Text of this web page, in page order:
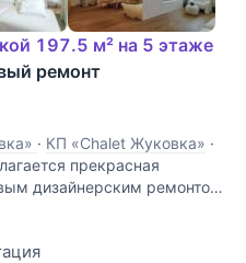
197.5 м² на 5 этаже
ремонт
· КП «Chalet Жуковка» ·
прекрасная
дизайнерским ремонтом
система увлажнения
установлены шторы с
планировка: